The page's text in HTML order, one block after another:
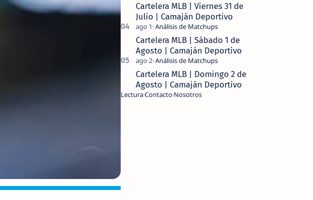
Cartelera MLB | Viernes 31 de
Julio | Camaján Deportivo
Cartelera MLB | Sábado 1 de
Agosto | Camaján Deportivo
Cartelera MLB | Domingo 2 de
Agosto | Camaján Deportivo
LecturaContactoNosotros